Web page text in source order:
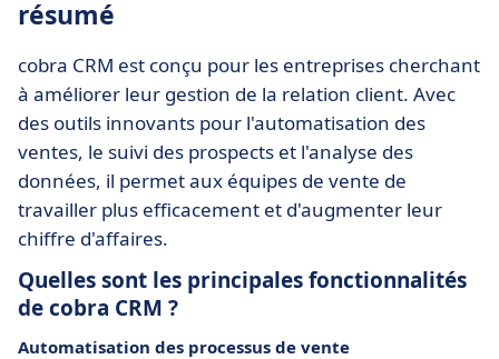
résumé
cobra CRM est conçu pour les entreprises cherchant
à améliorer leur gestion de la relation client. Avec
des outils innovants pour l'automatisation des
ventes, le suivi des prospects et l'analyse des
données, il permet aux équipes de vente de
travailler plus efficacement et d'augmenter leur
chiffre d'affaires.
Quelles sont les principales fonctionnalités
de cobra CRM ?
Automatisation des processus de vente